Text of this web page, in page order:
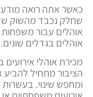
כאשר אתה רואה
שחלק נכבד מהשוק
אוהלים עבור
אוהלים בגדלים שונים.
מכירת אוהלי אירועים
הציבור מתחיל להביע
ומחפש שינוי. בעשרות